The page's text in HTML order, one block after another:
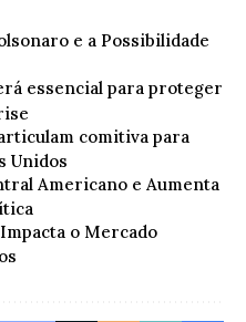
e a Possibilidade
essencial para proteger
comitiva para
Unidos
Americano e Aumenta
o Mercado